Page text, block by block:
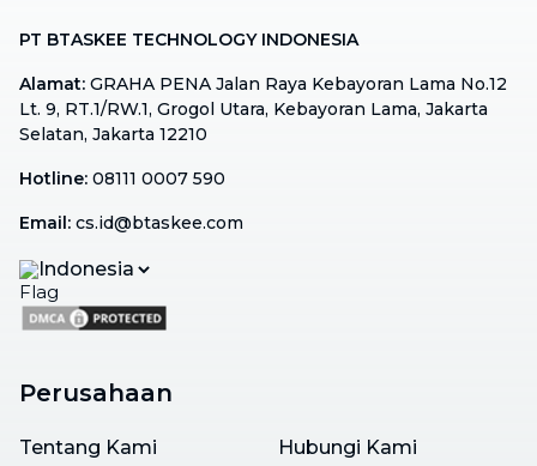
pemesanan di aplikasi.
PT BTASKEE TECHNOLOGY INDONESIA
Alamat: GRAHA PENA Jalan Raya Kebayoran Lama No.12
Lt. 9, RT.1/RW.1, Grogol Utara, Kebayoran Lama, Jakarta
Selatan, Jakarta 12210
Hotline: 08111 0007 590
Email: cs.id@btaskee.com
Indonesia
Perusahaan
Tentang Kami
Hubungi Kami